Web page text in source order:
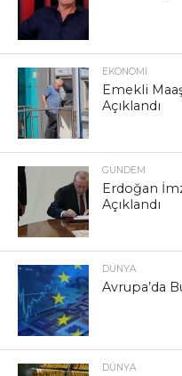
EKONOMI
Emekli
Açıklandı
GÜNDEM
Erdoğan
Açıklandı
DÜNYA
Avrupa’da
DÜNYA